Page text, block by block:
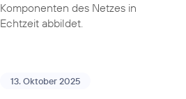
Komponenten des Netzes in
Echtzeit abbildet.
13. Oktober 2025